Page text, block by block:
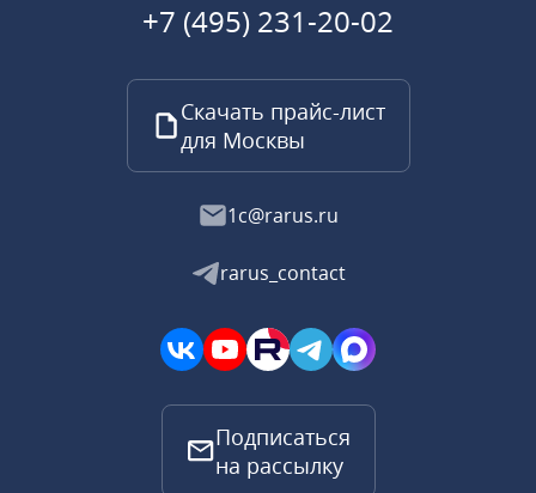
+7 (495) 231-20-02
Скачать прайс-лист
для Москвы
1c@rarus.ru
rarus_contact
Подписаться
на рассылку